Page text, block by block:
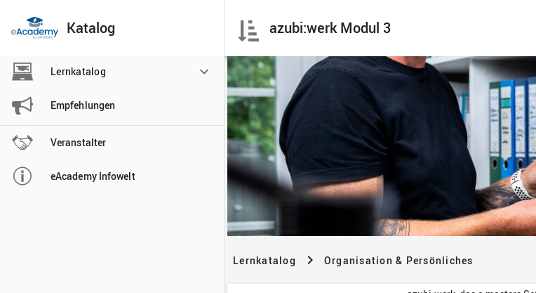
Katalog
 Lernkatalog
 Empfehlungen
 Veranstalter
 eAcademy Infowelt